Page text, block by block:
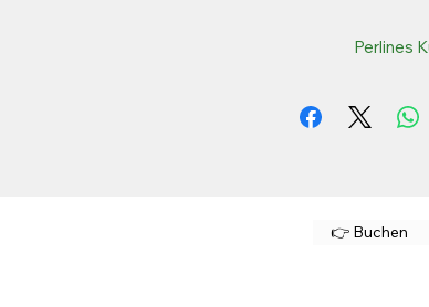
Perlines
👉 Buchen